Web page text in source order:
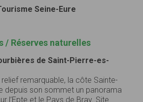
Seine-Eure
/ Réserves naturelles
de Saint-Pierre-es-
relief remarquable, la côte Sainte-
depuis son sommet un panorama
l’Epte et le Pays de Bray. Site